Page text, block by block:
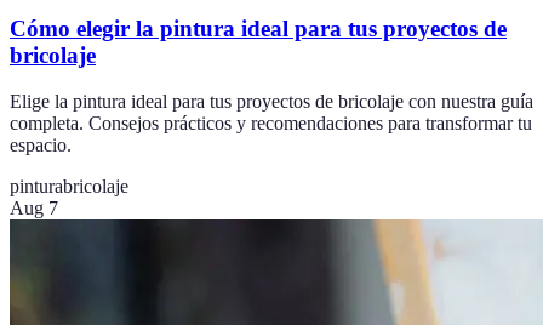
Cómo elegir la pintura ideal para tus proyectos de
bricolaje
Elige la pintura ideal para tus proyectos de bricolaje con nuestra guía
completa. Consejos prácticos y recomendaciones para transformar tu
espacio.
pinturabricolaje
Aug 7